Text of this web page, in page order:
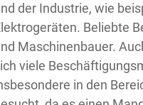
der Industrie, wie
Beliebte
Maschinenbauer.
viele
in den